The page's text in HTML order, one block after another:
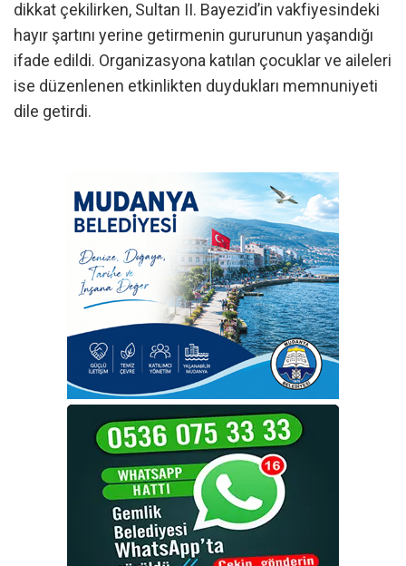
dikkat çekilirken, Sultan II. Bayezid’in vakfiyesindeki
hayır şartını yerine getirmenin gururunun yaşandığı
ifade edildi. Organizasyona katılan çocuklar ve aileleri
ise düzenlenen etkinlikten duydukları memnuniyeti
dile getirdi.